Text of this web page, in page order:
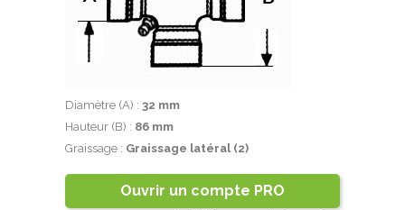
Diamètre (A) : 32 mm
Hauteur (B) : 86 mm
Graissage : Graissage latéral (2)
Ouvrir un compte PRO